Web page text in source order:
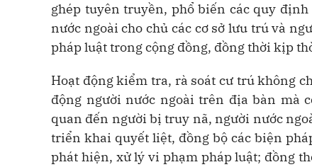
ghép tuyên truyền, phổ biến các quy
nước ngoài cho chủ các cơ sở lưu trú và
pháp luật trong cộng đồng, đồng thời kịp
Hoạt động kiểm tra, rà soát cư trú không
động người nước ngoài trên địa bàn mà
quan đến người bị truy nã, người nước
triển khai quyết liệt, đồng bộ các biện
phát hiện, xử lý vi phạm pháp luật; đồng